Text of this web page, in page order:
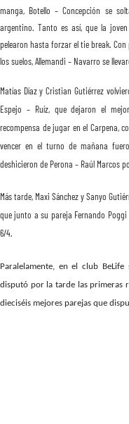
manga, Botello – Concepción se
argentino. Tanto es así, que la
pelearon hasta forzar el tie break.
los suelos, Allemandi – Navarro se
Matías Díaz y Cristian Gutiérrez
Espejo – Ruíz, que dejaron el
recompensa de jugar en el Carpena,
vencer en el turno de mañana
deshicieron de Perona – Raúl Marcos
Más tarde, Maxi Sánchez y Sanyo
que junto a su pareja Fernando
6/4.
Paralelamente, en el club
disputó por la tarde las primeras
dieciséis mejores parejas que